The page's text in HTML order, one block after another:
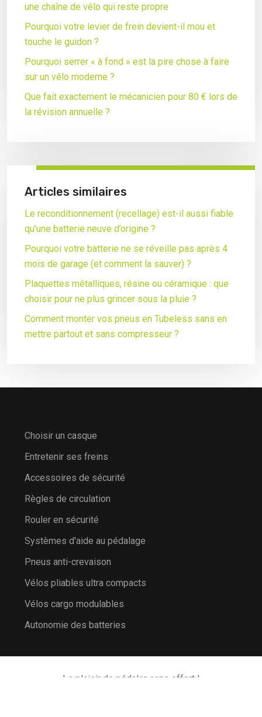
une chaîne de vélo qui reste propre
Pourquoi votre levier de frein devient-il mou et
touche le guidon ?
Pourquoi serrer « à fond » est la pire chose à faire
sur un vélo moderne ?
Que fait exactement le mécanicien pour 80 € lors de
la révision annuelle ?
Articles similaires
Le reconditionnement (recellage) est-il aussi fiable
qu’une batterie neuve d’origine ?
Pourquoi votre batterie ne se réveille pas après 4
mois de garage (et comment la sauver) ?
Plaquettes métalliques, résine ou céramique : que
choisir pour ne plus grincer sous la pluie ?
Comment monter vos pneus en Tubeless sans en
mettre partout et sans compresseur ?
Choisir un casque
Entretenir ses freins
Accessoires de sécurité
Règles de circulation
Rouler en sécurité
Systèmes d'aide au pédalage
Pneus anti-crevaison
Vélos pliables ultra compacts
Vélos cargo modulables
Autonomie des batteries
Le plaisir de pédaler sans effort !